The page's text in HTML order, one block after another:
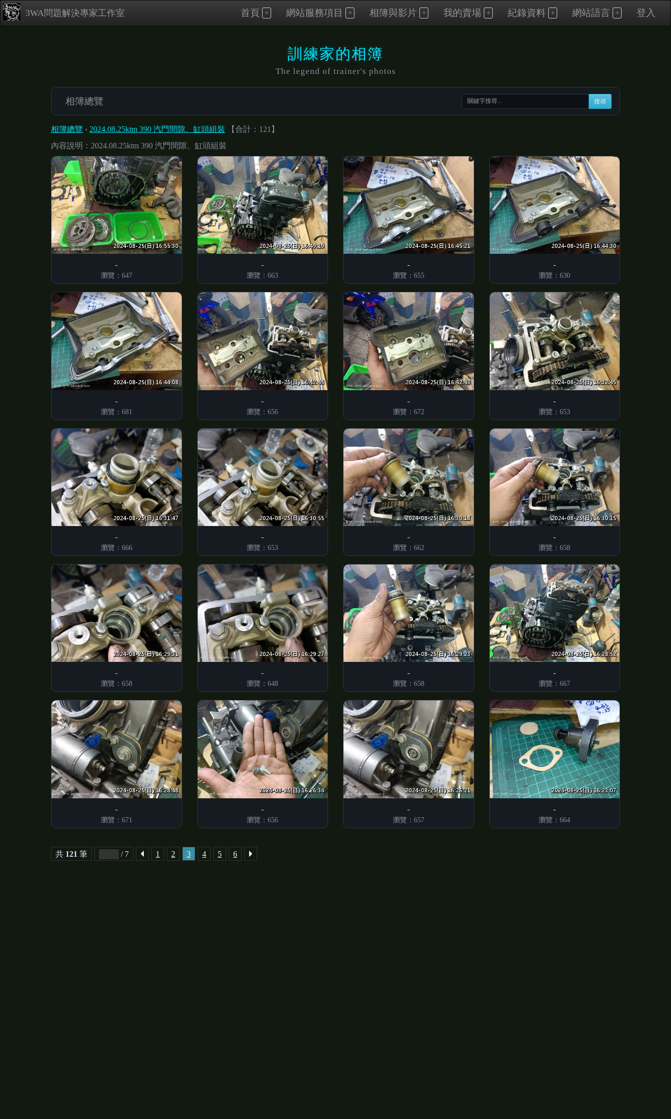
3WA問題解決專家工作室 首頁 網站服務項目 相簿與影片 我的賣場 紀錄資料 網站語言 登入
訓練家的相簿
The legend of trainer's photos
相簿總覽 搜尋
相簿總覽 › 2024.08.25ktm 390 汽門間隙、缸頭組裝 【合計：121】
內容說明：2024.08.25ktm 390 汽門間隙、缸頭組裝
瀏覽：647 瀏覽：663 瀏覽：655 瀏覽：630
瀏覽：681 瀏覽：656 瀏覽：672 瀏覽：653
瀏覽：666 瀏覽：653 瀏覽：662 瀏覽：658
瀏覽：658 瀏覽：648 瀏覽：658 瀏覽：667
瀏覽：671 瀏覽：656 瀏覽：657 瀏覽：664
共 121 筆 / 7 1 2 3 4 5 6